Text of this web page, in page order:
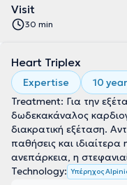
Visit
30 min
Heart Triplex
Expertise
10
Treatment: Για την
δωδεκακάναλος
διακρατική εξέταση.
παθήσεις και
ανεπάρκεια, η
Technology: Υπέρηχος